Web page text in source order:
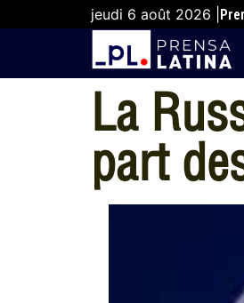
jeudi 6 août 2026 |
La
part